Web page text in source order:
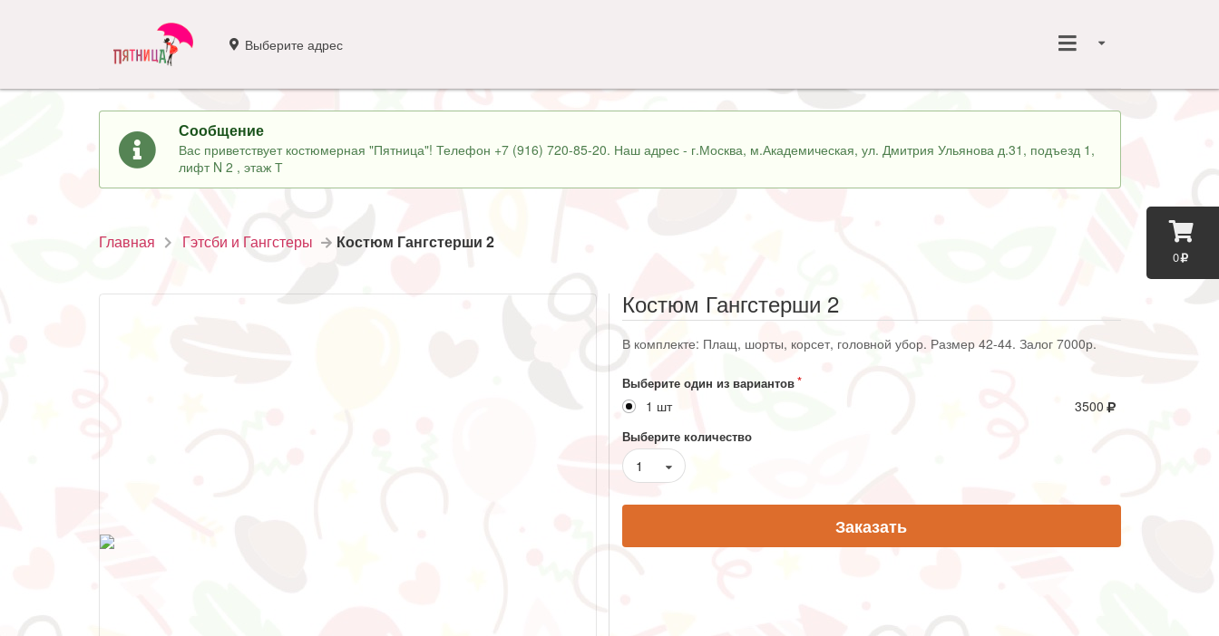
0
Выберите адрес
Сообщение
Вас приветствует костюмерная "Пятница"! Телефон +7 (916) 720-85-20. Наш адрес - г.Москва, м.Академическая, ул. Дмитрия Ульянова д.31, подъезд 1,
лифт N 2 , этаж Т
Главная Гэтсби и Гангстеры Костюм Гангстерши 2
Костюм Гангстерши 2
В комплекте: Плащ, шорты, корсет, головной убор. Размер 42-44. Залог 7000р.
Выберите один из вариантов
1 шт 3500
Выберите количество
1
Заказать